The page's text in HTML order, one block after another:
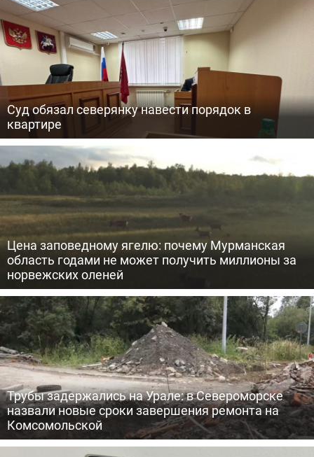
Суд обязал северянку навести порядок в
квартире
Цена заповедному ягелю: почему Мурманская
область годами не может получить миллионы за
норвежских оленей
Трубы задержались на Урале: в Североморске
назвали новые сроки завершения ремонта на
Комсомольской